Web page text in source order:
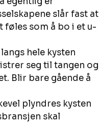
slår fast at
som å bo i et u-
hele kysten
seg til tangen og
Blir bare gående å
plyndres kysten
skal